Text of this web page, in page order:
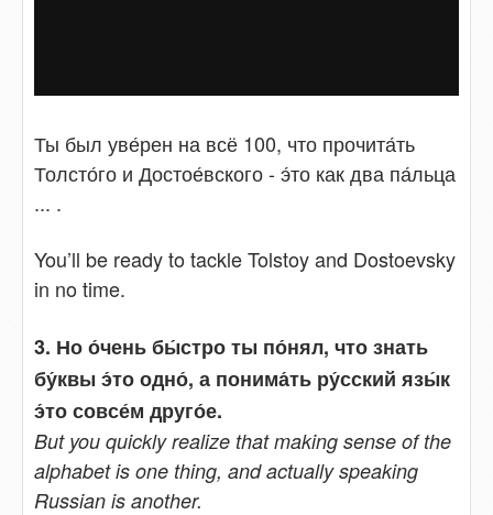
Ты был уве́рен на всё 100, что прочита́ть
Толсто́го и Достое́вского - э́то как два па́льца
... .
You’ll be ready to tackle Tolstoy and Dostoevsky
in no time.
3. Но о́чень бы́стро ты по́нял, что знать
бу́квы э́то одно́, а понима́ть ру́сский язы́к
э́то совсе́м друго́е.
But you quickly realize that making sense of the
alphabet is one thing, and actually speaking
Russian is another.